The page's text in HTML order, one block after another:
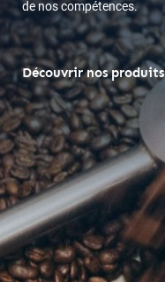
de nos compétences.
Découvrir nos produits